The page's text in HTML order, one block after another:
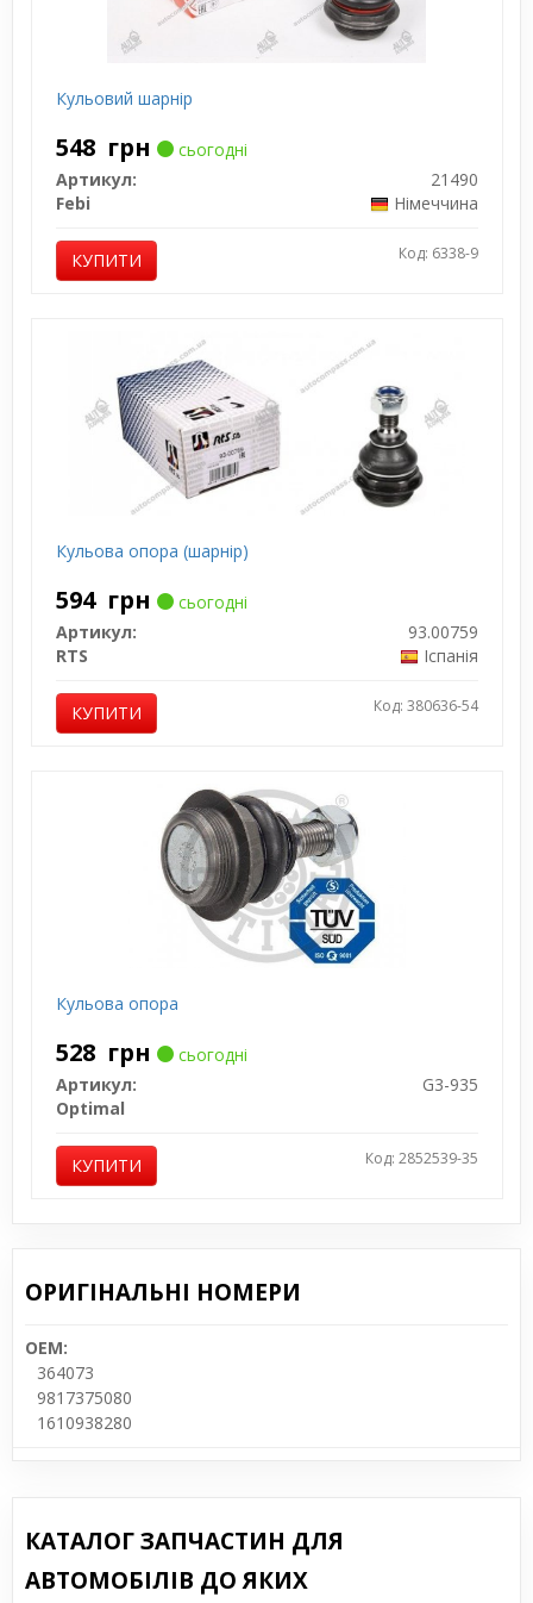
Кульовий шарнір
548 грн
сьогодні
Артикул:
21490
Febi
Німеччина
КУПИТИ Код: 6338-9
Кульова опора (шарнір)
594 грн
сьогодні
Артикул:
93.00759
RTS
Іспанія
КУПИТИ Код: 380636-54
Кульова опора
528 грн
сьогодні
Артикул:
G3-935
Optimal
КУПИТИ Код: 2852539-35
ОРИГІНАЛЬНІ НОМЕРИ
OEM:
364073
9817375080
1610938280
КАТАЛОГ ЗАПЧАСТИН ДЛЯ
АВТОМОБІЛІВ ДО ЯКИХ